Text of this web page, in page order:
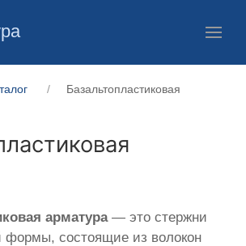
Базальтопластиковая
арматура— это стержни
формы, состоящие из волокон